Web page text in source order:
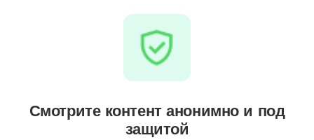
Смотрите контент анонимно и под
защитой